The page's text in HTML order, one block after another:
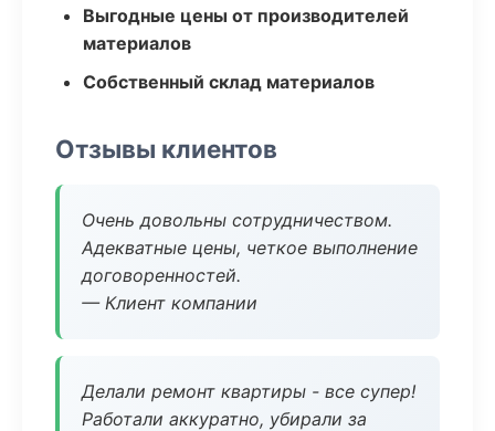
Выгодные цены от производителей
материалов
Собственный склад материалов
Отзывы клиентов
Очень довольны сотрудничеством.
Адекватные цены, четкое выполнение
договоренностей.
— Клиент компании
Делали ремонт квартиры - все супер!
Работали аккуратно, убирали за